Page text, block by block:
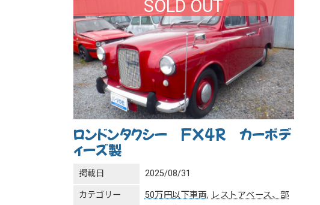
SOLD OUT
ロンドンタクシー FX4R カーボデ
ィーズ製
掲載日 2025/08/31
カテゴリー 50万円以下車両, レストアベース、部